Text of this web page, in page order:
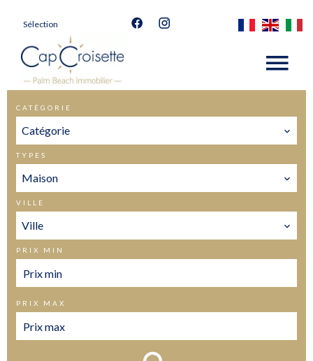
Sélection
CATÉGORIE
Catégorie
TYPES
Maison
VILLE
Ville
PRIX MIN
PRIX MAX